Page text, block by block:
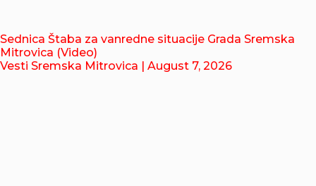
Sednica Štaba za vanredne situacije Grada Sremska
Mitrovica (Video)
Vesti Sremska Mitrovica | August 7, 2026